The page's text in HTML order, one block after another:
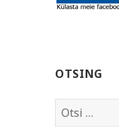
OTSING
Otsi: